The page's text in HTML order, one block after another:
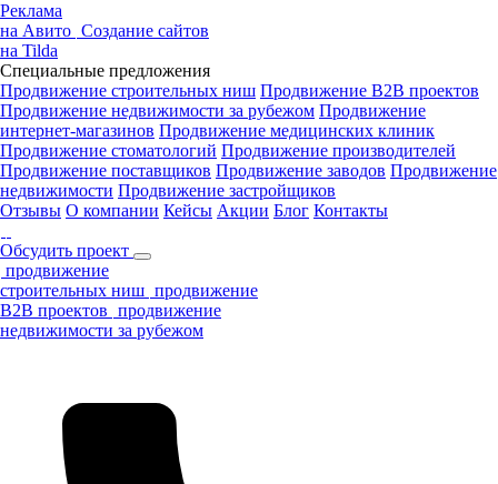
Реклама
на Авито Создание сайтов
на Tilda
Специальные предложения
Продвижение строительных ниш Продвижение B2B проектов
Продвижение недвижимости за рубежом Продвижение
интернет-магазинов Продвижение медицинских клиник
Продвижение стоматологий Продвижение производителей
Продвижение поставщиков Продвижение заводов Продвижение
недвижимости Продвижение застройщиков
Отзывы О компании Кейсы Акции Блог Контакты
Обсудить проект
продвижение
строительных ниш продвижение
B2B проектов продвижение
недвижимости за рубежом